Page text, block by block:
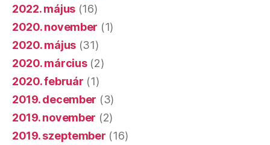
2022. május (16)
2020. november (1)
2020. május (31)
2020. március(2)
2020. február (1)
2019. december (3)
2019. november (2)
2019. szeptember (16)